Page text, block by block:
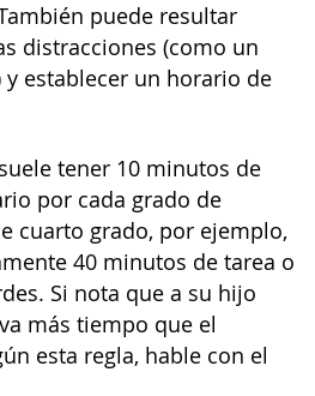
puede resultar
distracciones (como un
establecer un horario de
tener 10 minutos de
por cada grado de
cuarto grado, por ejemplo,
40 minutos de tarea o
Si nota que a su hijo
más tiempo que el
esta regla, hable con el